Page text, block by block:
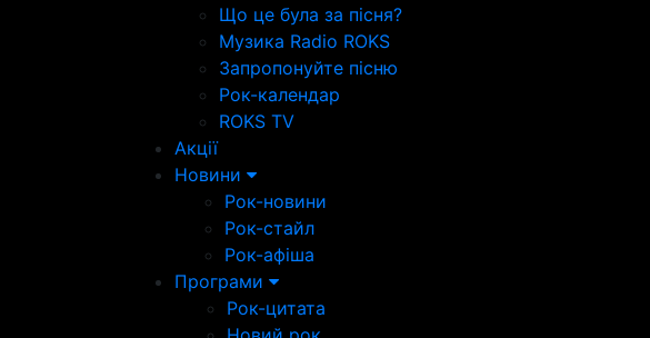
Що це була за пісня?
Музика Radio ROKS
Запропонуйте пісню
Рок-календар
ROKS TV
Акції
Новини
Рок-новини
Рок-стайл
Рок-афіша
Програми
Рок-цитата